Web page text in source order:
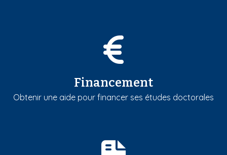
Financement
Obtenir une aide pour financer ses études doctorales